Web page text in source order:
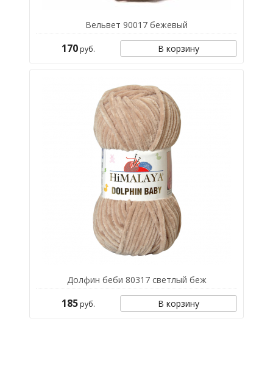
Вельвет 90017 бежевый
170руб. В корзину
Долфин беби 80317 светлый беж
185руб. В корзину